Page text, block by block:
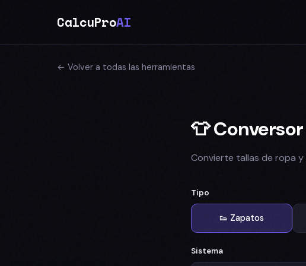
CalcuProAI
← Volver a todas las herramientas
👕
Convierte tallas de ropa
Tipo
👟 Zapatos
Sistema